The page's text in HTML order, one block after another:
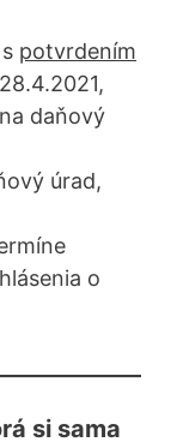
potvrdením
daňový
úrad,
o
si sama